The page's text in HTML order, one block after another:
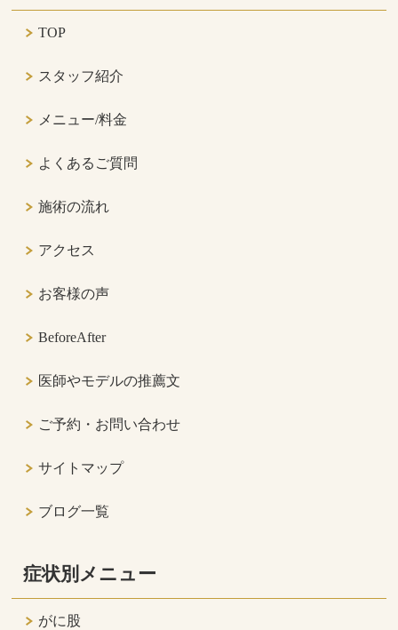
TOP
スタッフ紹介
メニュー/料金
よくあるご質問
施術の流れ
アクセス
お客様の声
BeforeAfter
医師やモデルの推薦文
ご予約・お問い合わせ
サイトマップ
ブログ一覧
症状別メニュー
がに股